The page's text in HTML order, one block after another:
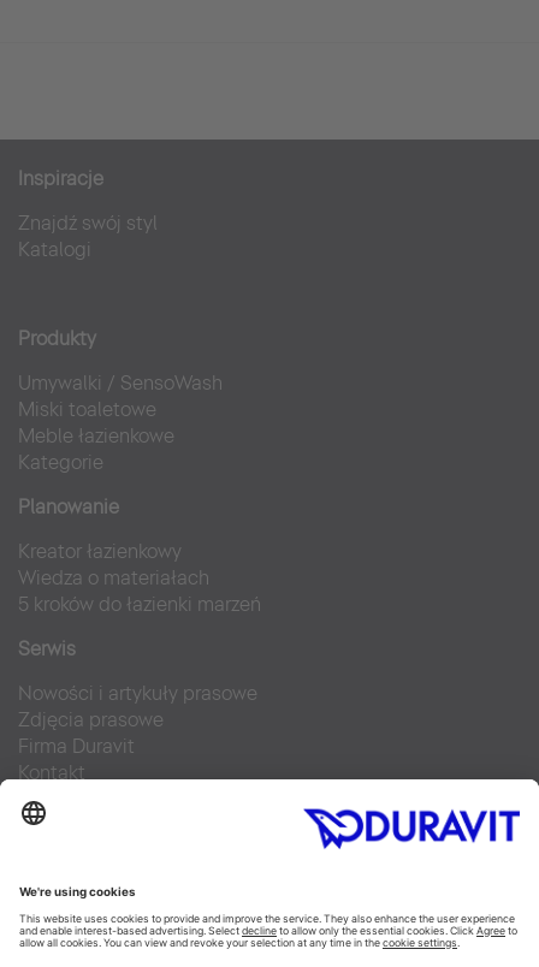
Inspiracje
Znajdź swój styl
Katalogi
Produkty
Umywalki / SensoWash
Miski toaletowe
Meble łazienkowe
Kategorie
Planowanie
Kreator łazienkowy
Wiedza o materiałach
5 kroków do łazienki marzeń
Serwis
Nowości i artykuły prasowe
Zdjęcia prasowe
Firma Duravit
Kontakt
Najczęściej zadawane pytania
Facebook
Instagram
Pinterest
Blog